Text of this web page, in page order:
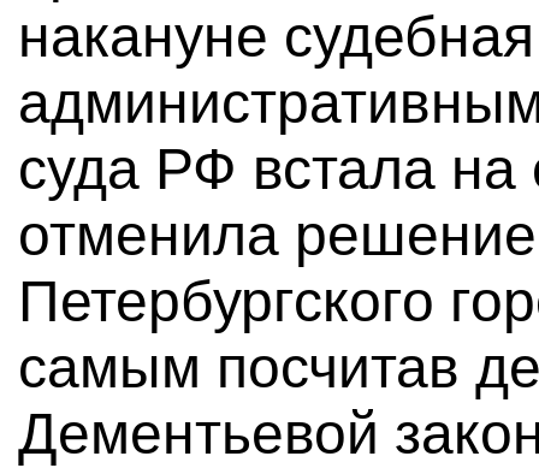
накануне
суда РФ встала
отменила
Петербургского
самым посчитав
Дементьевой